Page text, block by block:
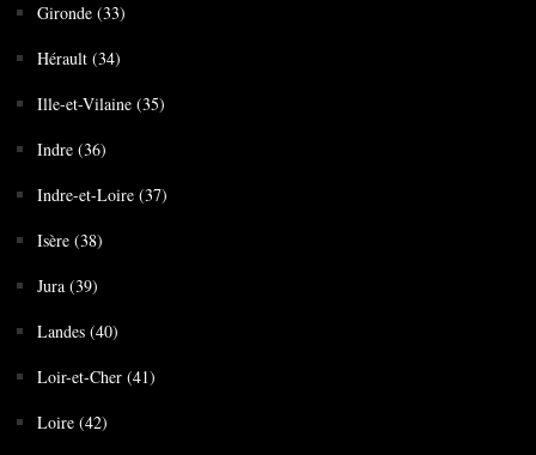
Gironde (33)
Hérault (34)
Ille-et-Vilaine (35)
Indre (36)
Indre-et-Loire (37)
Isère (38)
Jura (39)
Landes (40)
Loir-et-Cher (41)
Loire (42)